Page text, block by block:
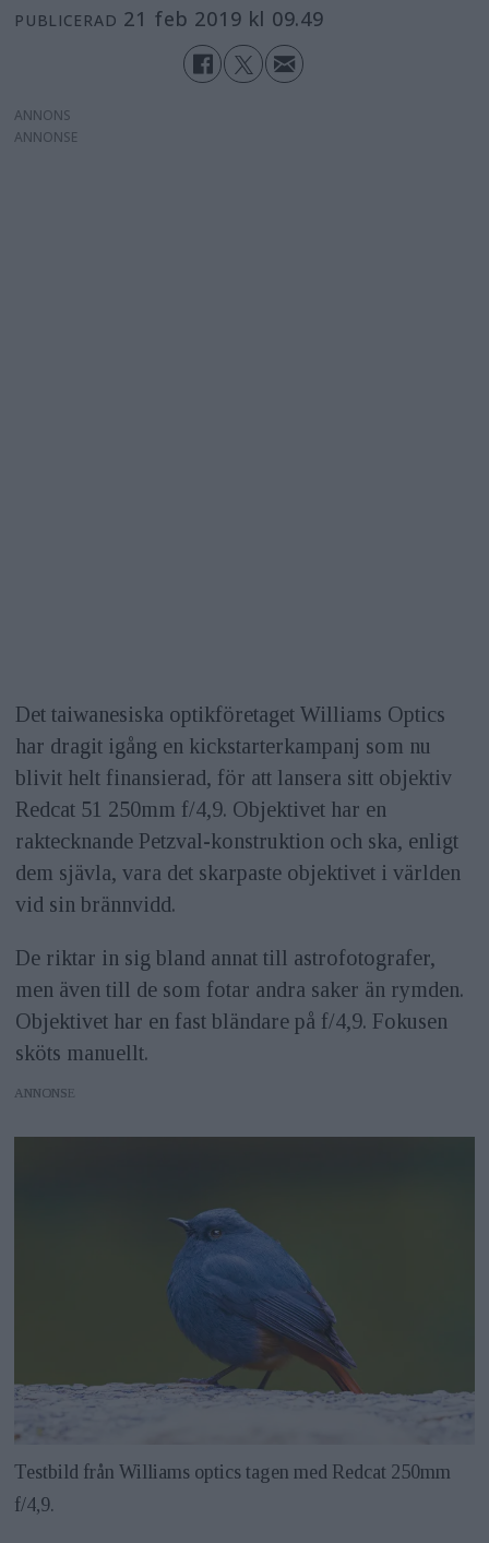
PUBLICERAD 21 feb 2019 kl 09.49
ANNONS
Det taiwanesiska optikföretaget Williams Optics
har dragit igång en kickstarterkampanj som nu
blivit helt finansierad, för att lansera sitt objektiv
Redcat 51 250mm f/4,9. Objektivet har en
raktecknande Petzval-konstruktion och ska, enligt
dem sjävla, vara det skarpaste objektivet i världen
vid sin brännvidd.
De riktar in sig bland annat till astrofotografer,
men även till de som fotar andra saker än rymden.
Objektivet har en fast bländare på f/4,9. Fokusen
sköts manuellt.
ANNONS
Testbild från Williams optics tagen med Redcat 250mm
f/4,9.